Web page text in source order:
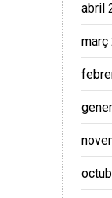
abril
març